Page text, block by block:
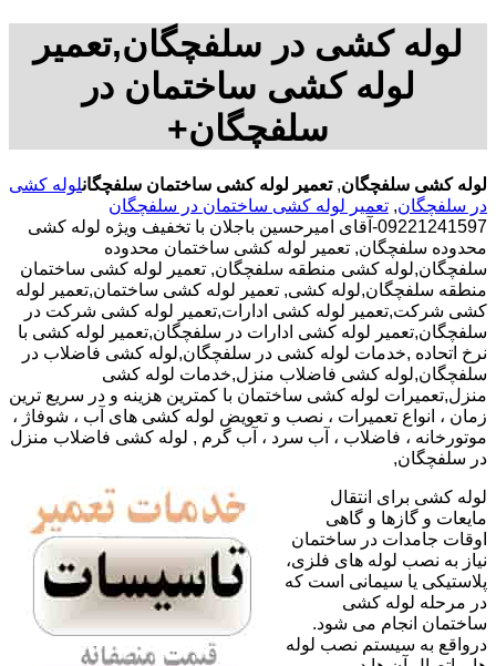
لوله کشی در سلفچگان,تعمیر
لوله کشی ساختمان در
سلفچگان+
لوله کشی سلفچگان,تعمیر لوله کشی ساختمان سلفچگانلوله کشی
در سلفچگان, تعمیر لوله کشی ساختمان در سلفچگان
09221241597-آقای امیرحسین باجلان با تخفیف ویژه لوله کشی
محدوده سلفچگان, تعمیر لوله کشی ساختمان محدوده
سلفچگان,لوله کشی منطقه سلفچگان, تعمیر لوله کشی ساختمان
منطقه سلفچگان,لوله کشی, تعمیر لوله کشی ساختمان,تعمیر لوله
کشی شرکت,تعمیر لوله کشی ادارات,تعمیر لوله کشی شرکت در
سلفچگان,تعمیر لوله کشی ادارات در سلفچگان,تعمیر لوله کشی با
نرخ اتحاده ,خدمات لوله کشی در سلفچگان,لوله کشی فاضلاب در
سلفچگان,لوله کشی فاضلاب منزل,خدمات لوله کشی
منزل,تعمیرات لوله کشی ساختمان با کمترین هزینه و در سریع ترین
زمان ، انواع تعمیرات ، نصب و تعویض لوله کشی های آب ، شوفاژ ،
موتورخانه ، فاضلاب ، آب سرد ، آب گرم , لوله کشی فاضلاب منزل
در سلفچگان,
لوله کشی برای انتقال
مایعات و گازها و گاهی
اوقات جامدات در ساختمان
نیاز به نصب لوله های فلزی،
پلاستیکی یا سیمانی است که
در مرحله لوله کشی
ساختمان انجام می شود.
درواقع به سیستم نصب لوله